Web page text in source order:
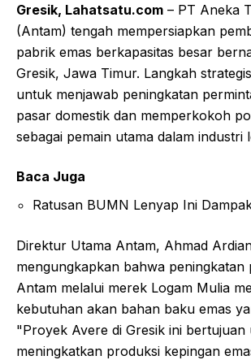
Gresik, Lahatsatu.com – PT Aneka
(Antam) tengah mempersiapkan
pabrik emas berkapasitas besar
Gresik, Jawa Timur. Langkah
untuk menjawab peningkatan
pasar domestik dan memperkokoh
sebagai pemain utama dalam industri
Baca Juga
Ratusan BUMN Lenyap Ini
Direktur Utama Antam, Ahmad
mengungkapkan bahwa peningkatan
Antam melalui merek Logam Mulia
kebutuhan akan bahan baku emas
"Proyek Avere di Gresik ini bertujuan
meningkatkan produksi kepingan